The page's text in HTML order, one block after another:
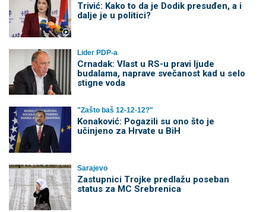
Trivić: Kako to da je Dodik presuđen, a i
dalje je u politici?
Lider PDP-a
Crnadak: Vlast u RS-u pravi ljude
budalama, naprave svečanost kad u selo
stigne voda
"Zašto baš 12-12-12?"
Konaković: Pogazili su ono što je
učinjeno za Hrvate u BiH
Sarajevo
Zastupnici Trojke predlažu poseban
status za MC Srebrenica